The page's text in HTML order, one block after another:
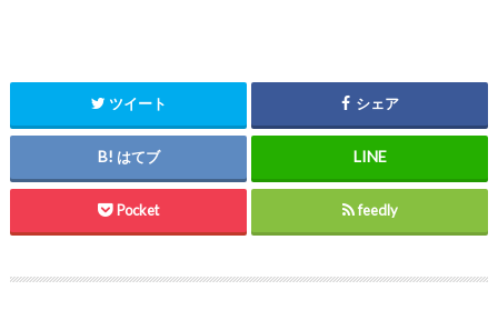
ツイート シェア
はてブ
Pocket feedly